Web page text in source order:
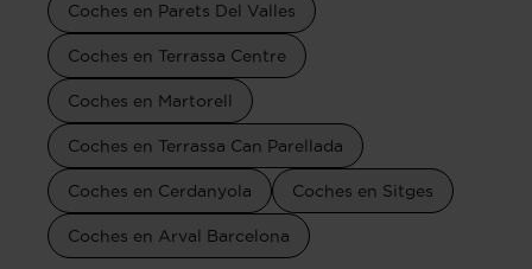
Coches en Parets Del Valles
Coches en Terrassa Centre
Coches en Martorell
Coches en Terrassa Can Parellada
Coches en Cerdanyola Coches en Sitges
Coches en Arval Barcelona